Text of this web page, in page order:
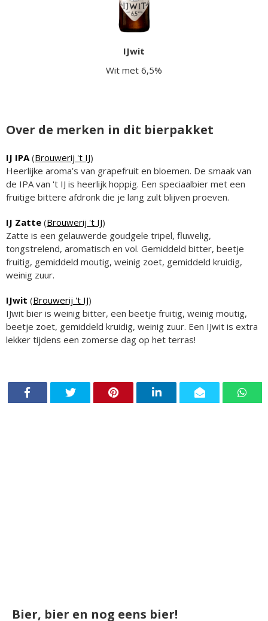
IJwit
Wit met 6,5%
Over de merken in dit bierpakket
IJ IPA (Brouwerij 't IJ)
Heerlijke aroma’s van grapefruit en bloemen. De smaak van
de IPA van 't IJ is heerlijk hoppig. Een speciaalbier met een
fruitige bittere afdronk die je lang zult blijven proeven.
IJ Zatte (Brouwerij 't IJ)
Zatte is een gelauwerde goudgele tripel, fluwelig,
tongstrelend, aromatisch en vol. Gemiddeld bitter, beetje
fruitig, gemiddeld moutig, weinig zoet, gemiddeld kruidig,
weinig zuur.
IJwit (Brouwerij 't IJ)
IJwit bier is weinig bitter, een beetje fruitig, weinig moutig,
beetje zoet, gemiddeld kruidig, weinig zuur. Een IJwit is extra
lekker tijdens een zomerse dag op het terras!
Bier, bier en nog eens bier!